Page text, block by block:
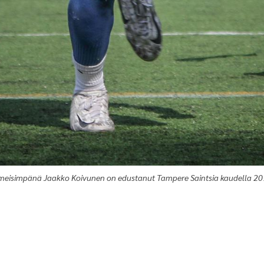
Jaakko Koivunen on edustanut Tampere Saintsia kaudella